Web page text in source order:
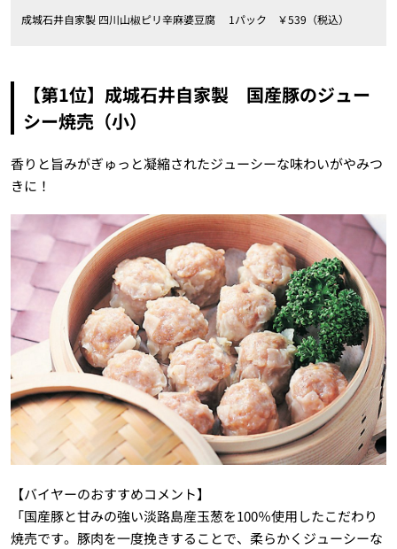
成城石井自家製 四川山椒ピリ辛麻婆豆腐 1パック ￥539（税込）
【第1位】成城石井自家製 国産豚のジュー
シー焼売（小）
香りと旨みがぎゅっと凝縮されたジューシーな味わいがやみつ
きに！
【バイヤーのおすすめコメント】
「国産豚と甘みの強い淡路島産玉葱を100％使用したこだわり
焼売です。豚肉を一度挽きすることで、柔らかくジューシーな